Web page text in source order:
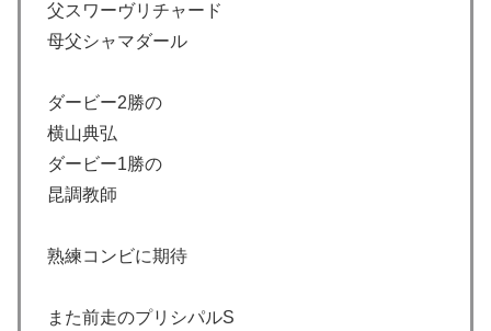
父スワーヴリチャード
母父シャマダール
ダービー2勝の
横山典弘
ダービー1勝の
昆調教師
熟練コンビに期待
また前走のプリシパルS